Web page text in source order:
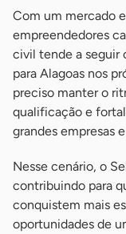
Com um mercado
empreendedores
civil tende a seguir
para Alagoas nos
preciso manter o
qualificação e
grandes empresas
Nesse cenário, o
contribuindo para
conquistem mais
oportunidades de